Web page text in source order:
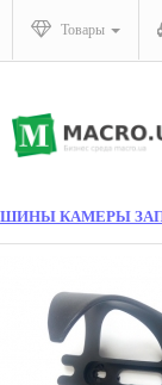
Товары
ШИНЫ КАМЕРЫ